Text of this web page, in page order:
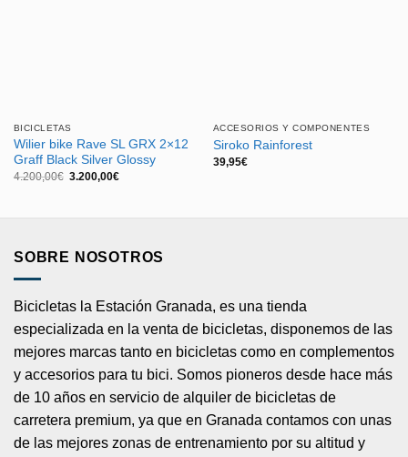
BICICLETAS
Wilier bike Rave SL GRX 2×12
Graff Black Silver Glossy
4.200,00€ El
4.200,00€.
3.200,00€El
3.200,00€.
ACCESORIOS Y COMPONENTES
Siroko Rainforest
39,95€
SOBRE NOSOTROS
Bicicletas la Estación Granada, es una tienda
especializada en la venta de bicicletas, disponemos de las
mejores marcas tanto en bicicletas como en complementos
y accesorios para tu bici. Somos pioneros desde hace más
de 10 años en servicio de alquiler de bicicletas de
carretera premium, ya que en Granada contamos con unas
de las mejores zonas de entrenamiento por su altitud y